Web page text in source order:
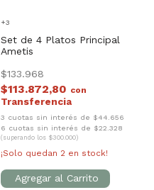
Set de 4 Platos Principal
Ametis
$133.968
$113.872,80 con
3 cuotas sin interés de $44.656
6 cuotas sin interés de $22.328
(superando los $300.000)
¡Solo quedan 2 en stock!
+3